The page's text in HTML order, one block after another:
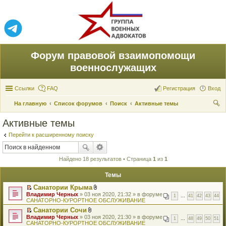
Форум правовой взаимопомощи
военнослужащих
Ссылки FAQ Вход
Регистрация
На главную Список форумов Поиск
Активные темы
Активные темы
Перейти к расширенному поиску
Найдено 18 результатов • Страница 1 из 1
Темы
П
е
р
е
й
т
Санатории Крыма
В
л
о
е
н
1 41 42 43 44
Владимир Черных » 03 ноя 2020, 21:32 » в форуме
САНАТОРНО-КУРОРТНОЕ ОБСЛУЖИВАНИЕ
П
е
Санатории Сочи
В
л
1 48 49 50 51
Владимир Черных » 03 ноя 2020, 21:30 » в форуме
САНАТОРНО-КУРОРТНОЕ ОБСЛУЖИВАНИЕ